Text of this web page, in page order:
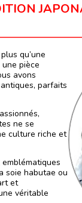
qu’une
pièce
avons
parfaits
ne se
culture riche et
soie habutae ou
et
véritable